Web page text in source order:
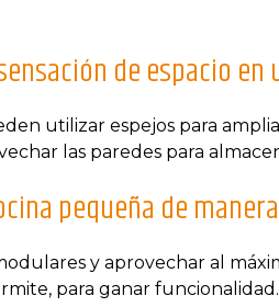
de espacio
utilizar espejos para
las paredes para
pequeña de
y aprovechar al
para ganar funcionalidad.